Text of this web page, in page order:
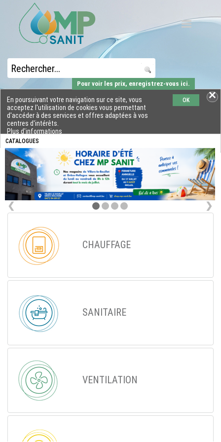
CATALOGUES
En poursuivant votre navigation sur ce site, vous
acceptez l'utilisation de cookies vous permettant
d'accéder à des services et offres adaptées à vos
centres d'intérêts.
Plus d'informations
OK
Pour voir les prix, enregistrez-vous ici.